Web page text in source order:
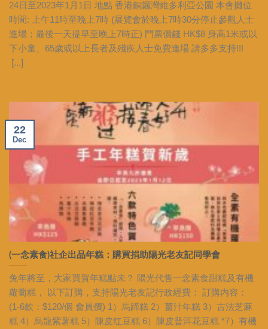
24日至2023年1月1日 地點 香港銅鑼灣維多利亞公園 本會攤位
時間: 上午11時至晚上7時 (展覽會於晚上7時30分停止參觀人士
進場；最後一天提早至晚上7時正) 門票價錢 HK$8 身高1米或以
下小童、65歲或以上長者及殘疾人士免費進場 請多多支持!!!
[...]
(一念素食)社企出品年糕：購買捐助陽光老友記同學會
兔年將至，大家買賀年糕點未？ 陽光代售一念素食甜糕及有機
蘿蔔糕， 以下訂購，支持陽光老友記行政經費： 訂購内容：
(1-6款：$120/個 會員價) 1）馬蹄糕 2）薑汁年糕 3）古法芝麻
糕 4）烏龍紫薯糕 5）陳皮红豆糕 6）陳皮普洱花豆糕 *7）有機
22
Dec